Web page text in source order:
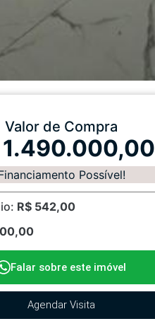
Valor de Compra
1.490.000,00
Possível!
R$ 542,00
Falar sobre este imóvel
Agendar Visita